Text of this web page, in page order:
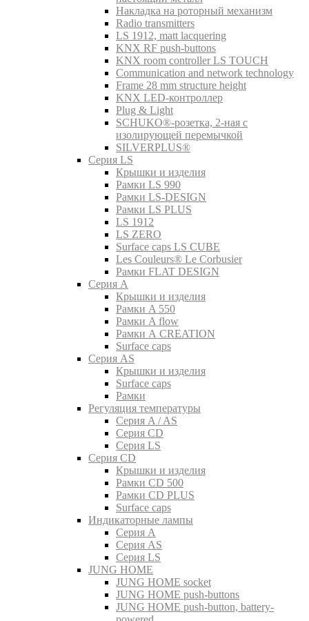
Накладка на роторный механизм
Radio transmitters
LS 1912, matt lacquering
KNX RF push-buttons
KNX room controller LS TOUCH
Communication and network technology
Frame 28 mm structure height
KNX LED-контроллер
Plug & Light
SCHUKO®-розетка, 2-ная с
изолирующей перемычкой
SILVERPLUS®
Серия LS
Крышки и изделия
Рамки LS 990
Рамки LS-DESIGN
Рамки LS PLUS
LS 1912
LS ZERO
Surface caps LS CUBE
Les Couleurs® Le Corbusier
Рамки FLAT DESIGN
Серия A
Крышки и изделия
Рамки A 550
Рамки A flow
Рамки A CREATION
Surface caps
Серия AS
Крышки и изделия
Surface caps
Рамки
Регуляция температуры
Серия A / AS
Серия CD
Серия LS
Серия CD
Крышки и изделия
Рамки CD 500
Рамки CD PLUS
Surface caps
Индикаторные лампы
Серия A
Серия AS
Серия LS
JUNG HOME
JUNG HOME socket
JUNG HOME push-buttons
JUNG HOME push-button, battery-